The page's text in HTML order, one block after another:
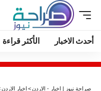
أحدث الاخبار الأكثر قراءة
صراحة نيوز | اخبار - الاردن> اخبار الاردن